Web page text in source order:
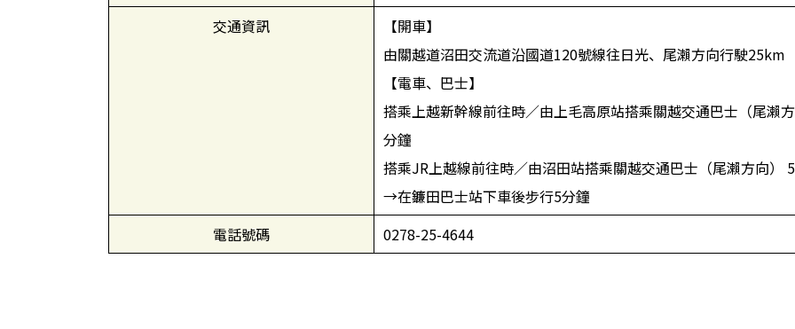
交通資訊
【開車】
由關越道沼田交流道沿國道120號線往日光、尾瀨方向行駛
【電車、巴士】
搭乘上越新幹線前往時／由上毛高原站搭乘關越交通巴士（尾
分鐘
搭乘JR上越線前往時／由沼田站搭乘關越交通巴士（尾瀨方向）
→在鐮田巴士站下車後步行5分鐘
電話號碼
0278-25-4644